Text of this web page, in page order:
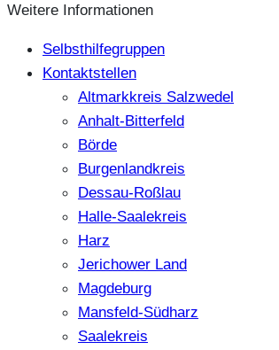
Weitere Informationen
Selbsthilfegruppen
Kontaktstellen
Altmarkkreis Salzwedel
Anhalt-Bitterfeld
Börde
Burgenlandkreis
Dessau-Roßlau
Halle-Saalekreis
Harz
Jerichower Land
Magdeburg
Mansfeld-Südharz
Saalekreis